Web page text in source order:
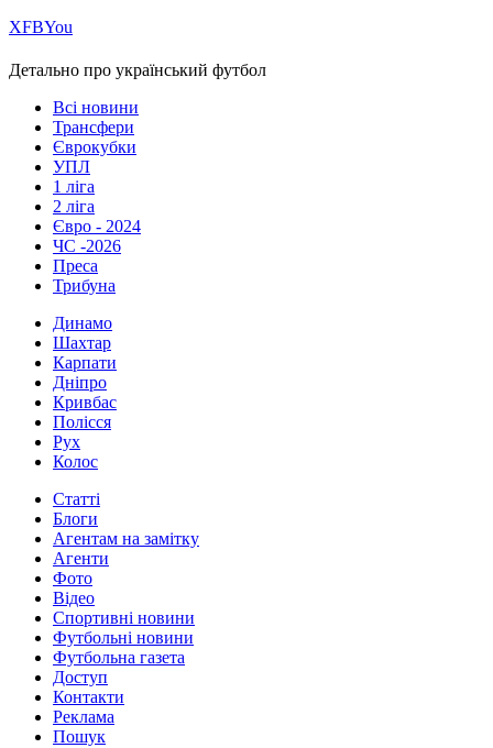
ХFBYou
Детально про український футбол
Всі новини
Трансфери
Єврокубки
УПЛ
1 ліга
2 ліга
Євро - 2024
ЧС -2026
Преса
Трибуна
Динамо
Шахтар
Карпати
Дніпро
Кривбас
Полісся
Рух
Колос
Статті
Блоги
Агентам на замітку
Агенти
Фото
Відео
Спортивні новини
Футбольні новини
Футбольна газета
Доступ
Контакти
Реклама
Пошук